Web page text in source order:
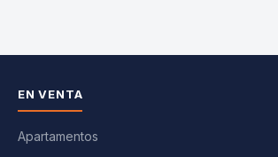
EN VENTA
Apartamentos